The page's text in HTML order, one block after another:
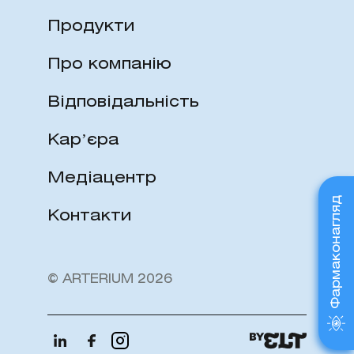
Фармаконагляд
Продукти
Про компанію
Відповідальність
Карʼєра
Медіацентр
Контакти
© ARTERIUM 2026